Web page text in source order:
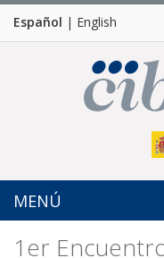
Español | English
MENÚ
1er